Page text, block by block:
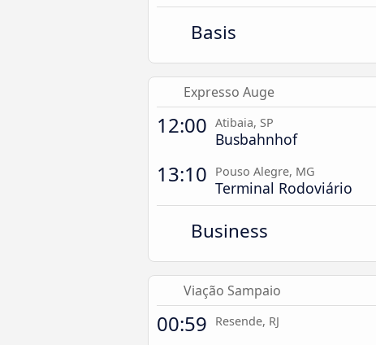
Basis
Expresso Auge
12:00 Atibaia, SP
Busbahnhof
13:10 Pouso Alegre, MG
Terminal Rodoviário
Business
Viação Sampaio
00:59 Resende, RJ